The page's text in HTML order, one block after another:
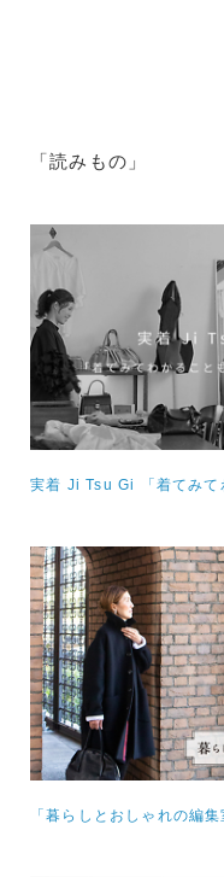
「読みもの」
実着 Ji Tsu Gi 「着てみて
「暮らしとおしゃれの編